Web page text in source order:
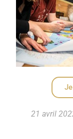
21 avril